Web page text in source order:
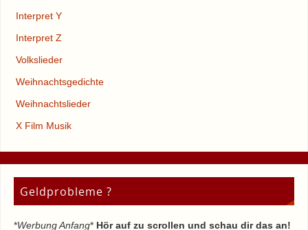
Interpret Y
Interpret Z
Volkslieder
Weihnachtsgedichte
Weihnachtslieder
X Film Musik
Geldprobleme ?
*Werbung Anfang* Hör auf zu scrollen und schau dir das an!